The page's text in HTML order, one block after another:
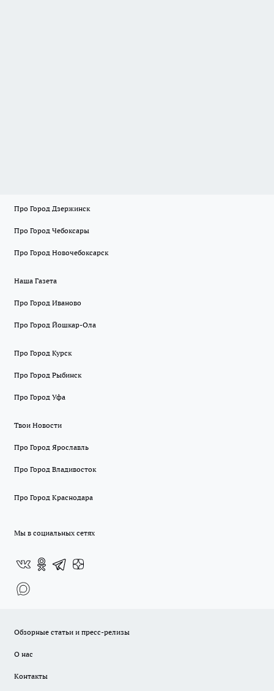
Про Город Дзержинск
Про Город Чебоксары
Про Город Новочебоксарск
Наша Газета
Про Город Иваново
Про Город Йошкар-Ола
Про Город Курск
Про Город Рыбинск
Про Город Уфа
Твои Новости
Про Город Ярославль
Про Город Владивосток
Про Город Краснодара
Мы в социальных сетях
Обзорные статьи и пресс-релизы
О нас
Контакты